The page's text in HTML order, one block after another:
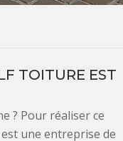
TOITURE EST
? Pour réaliser ce
une entreprise de